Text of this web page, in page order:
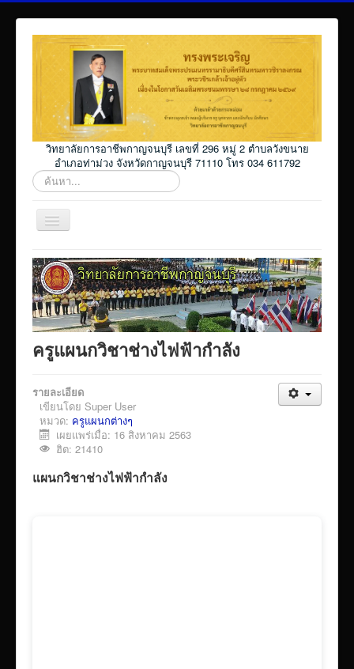
วิทยาลัยการอาชีพกาญจนบุรี เลขที่ 296 หมู่ 2 ตำบลวังขนาย
อำเภอท่าม่วง จังหวัดกาญจนบุรี 71110 โทร 034 611792
ค้นหา...
สลับ
เก
ชั่น
Home
โปรแกรม ศธ02 ออนไลน์
Elearning_kicec
Facebookงานประชาสัมพันธ์
ITA/ข้อมูลสาธารณะ
ID-PLAN
พัสดุ/จัดซื่อจัดจ้าง
Link รวมระบบรายงานข้อมูลต่าง ๆ
ครูแผนกวิชาช่างไฟฟ้ากำลัง
รายละเอียด
เขียนโดย Super User
หมวด: ครูแผนกต่างๆ
เผยแพร่เมื่อ: 16 สิงหาคม 2563
ฮิต: 21410
แผนกวิชาช่างไฟฟ้ากำลัง